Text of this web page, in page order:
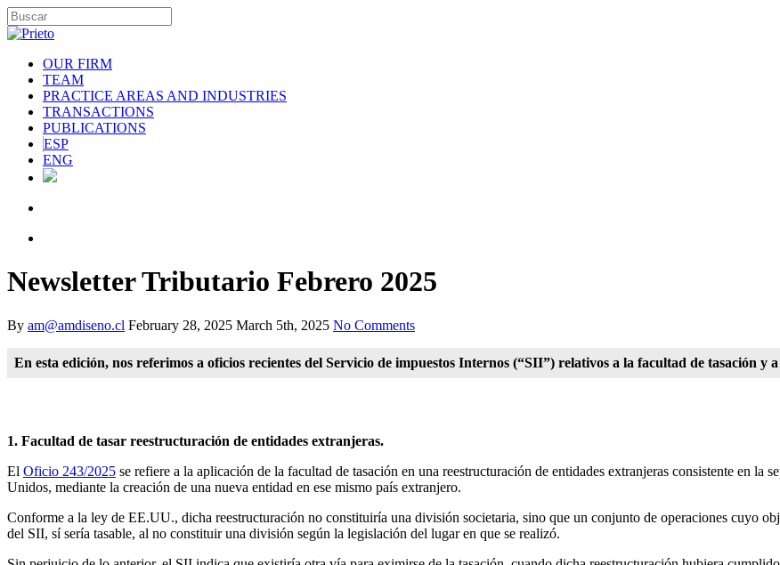
OUR FIRM
TEAM
PRACTICE AREAS AND INDUSTRIES
TRANSACTIONS
PUBLICATIONS
ESP
ENG
Newsletter Tributario Febrero 2025
By am@amdiseno.cl February 28, 2025 March 5th, 2025 No Comments
En esta edición, nos referimos a oficios recientes del Servicio de impuestos Internos (“SII”) relativos a la facultad de tasación
1. Facultad de tasar reestructuración de entidades extranjeras.
El Oficio 243/2025 se refiere a la aplicación de la facultad de tasación en una reestructuración de entidades extranjeras consistente en la
Unidos, mediante la creación de una nueva entidad en ese mismo país extranjero.
Conforme a la ley de EE.UU., dicha reestructuración no constituiría una división societaria, sino que un conjunto de operaciones cuyo
del SII, sí sería tasable, al no constituir una división según la legislación del lugar en que se realizó.